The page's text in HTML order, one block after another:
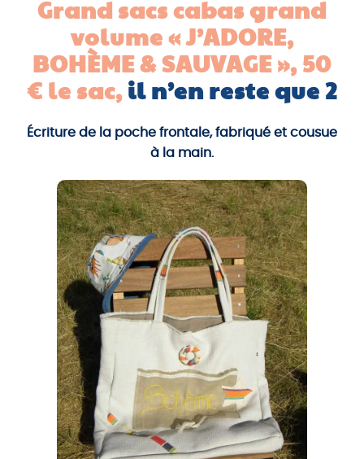
Grand sacs cabas grand
volume « J’ADORE,
BOHÈME & SAUVAGE », 50
€ le sac, il n’en reste que 2
Écriture de la poche frontale, fabriqué et cousue
à la main.